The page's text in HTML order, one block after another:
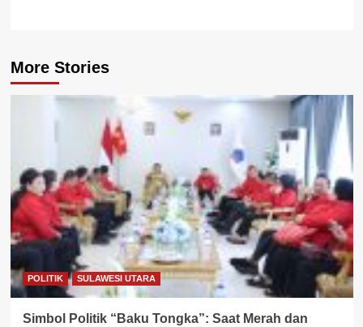
More Stories
POLITIK SULAWESI UTARA
Simbol Politik “Baku Tongka”: Saat Merah dan